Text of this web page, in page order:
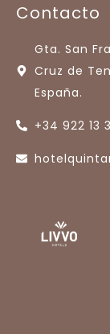
Contacto
Gta. San
Cruz de
España.
+34 922 13